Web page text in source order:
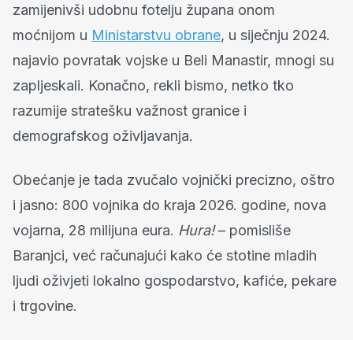
zamijenivši udobnu fotelju župana onom
moćnijom u Ministarstvu obrane, u siječnju 2024.
najavio povratak vojske u Beli Manastir, mnogi su
zapljeskali. Konačno, rekli bismo, netko tko
razumije stratešku važnost granice i
demografskog oživljavanja.
Obećanje je tada zvučalo vojnički precizno, oštro
i jasno: 800 vojnika do kraja 2026. godine, nova
vojarna, 28 milijuna eura. Hura!– pomisliše
Baranjci, već računajući kako će stotine mladih
ljudi oživjeti lokalno gospodarstvo, kafiće, pekare
i trgovine.